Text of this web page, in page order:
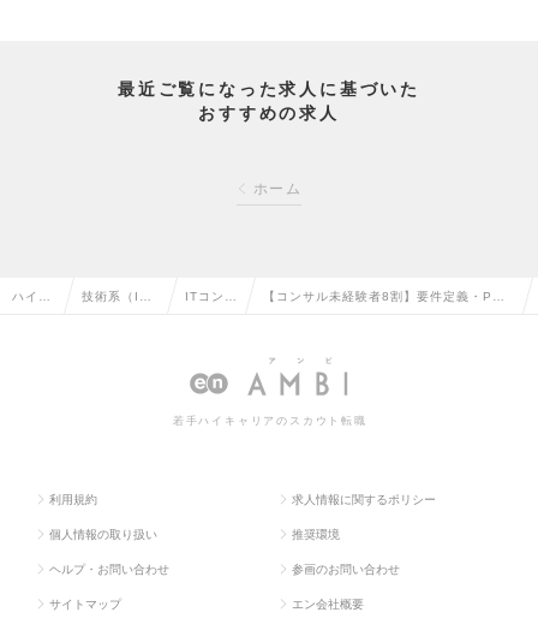
最近ご覧になった求人に基づいた
おすすめの求人
ホーム
ハイク 技術系（I ITコンサ
の転職
【コンサル未経験者8割】要件定義・PM
（梅田｜年休120日）の求人情報
若手ハイキャリアのスカウト転職
利用規約 求人情報に関するポリシー
個人情報の取り扱い 推奨環境
ヘルプ・お問い合わせ 参画のお問い合わせ
サイトマップ エン会社概要